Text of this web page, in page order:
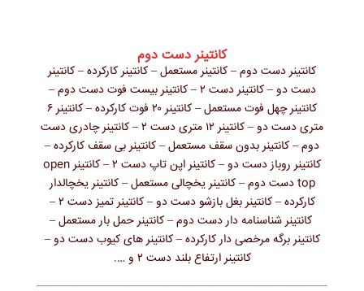
کانتینر دست دوم
کانتینر دست دوم – کانتینر مستعمل – کانتینر کارکرده – کانتینر
دست دو – کانتینر دست ۲ – کانتینر بیست فوت دست دوم –
کانتینر چهل فوت مستعمل – کانتینر ۲۰ فوت کارکرده – کانتینر ۶
متری دست دو – کانتینر ۱۲ متری دست ۲ – کانتینر چادری دست
دوم – کانتینر بدون سقف مستعمل – کانتینر بی سقف کارکرده –
کانتینر روباز دست دو – کانتینر اپن تاپ دست ۲ – کانتینر open
top دست دوم – کانتینر یخچالی مستعمل – کانتینر یخچالدار
کارکرده – کانتینر بغل بازشو دست دو – کانتینر تمیز دست ۲ –
کانتینر شناسنامه دار دست دوم – کانتینر حمل بار مستعمل –
کانتینر برگه مرخصی دار کارکرده – کانتینر های کیوب دست دو –
کانتینر ارتفاع بلند دست ۲ و ….